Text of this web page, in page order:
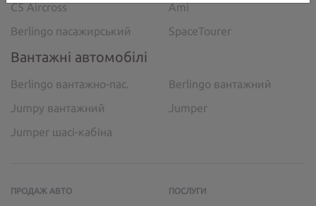
C5 Aircross
Ami
Berlingo пасажирський
SpaceTourer
Вантажні автомобілі
Berlingo вантажно-пас.
Berlingo вантажний
Jumpy вантажний
Jumper
Jumper шасі-кабіна
ПРОДАЖ АВТО ПОСЛУГИ